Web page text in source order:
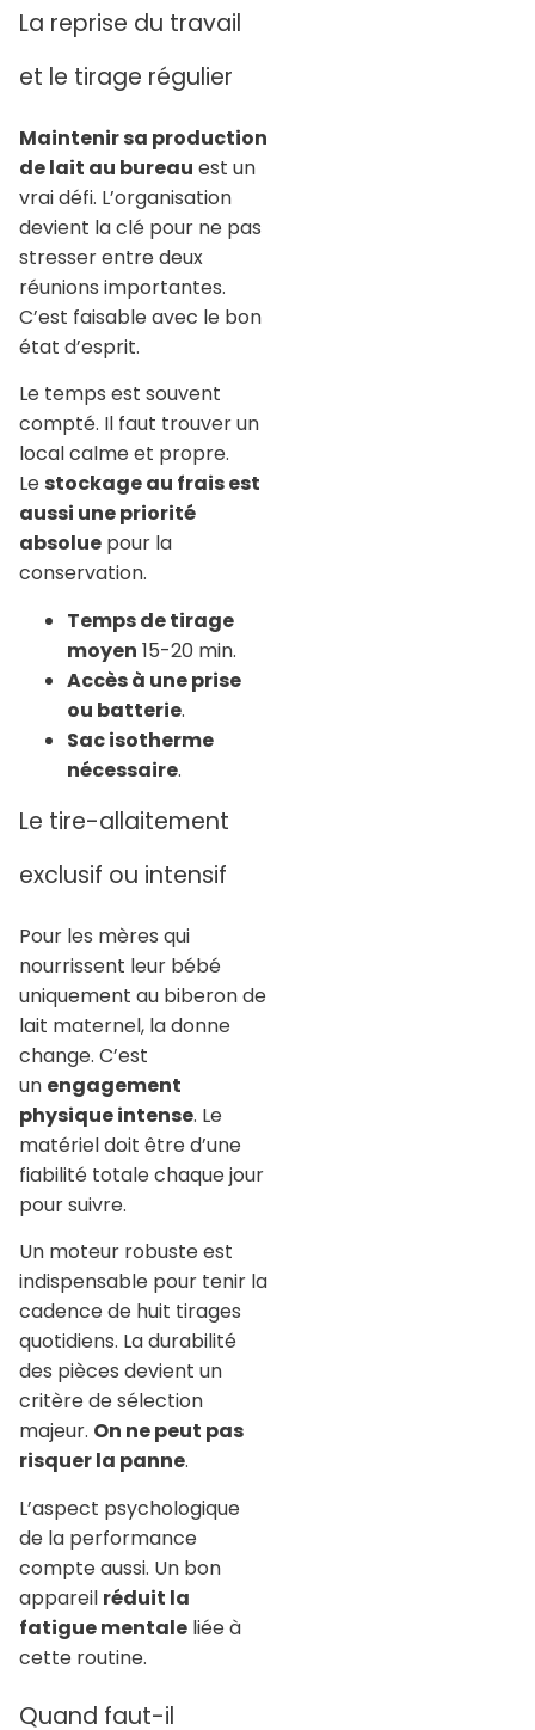
La reprise du travail
et le tirage régulier
Maintenir sa production
de lait au bureau est un
vrai défi. L’organisation
devient la clé pour ne pas
stresser entre deux
réunions importantes.
C’est faisable avec le bon
état d’esprit.
Le temps est souvent
compté. Il faut trouver un
local calme et propre.
Le stockage au frais est
aussi une priorité
absolue pour la
conservation.
Temps de tirage
moyen 15-20 min.
Accès à une prise
ou batterie.
Sac isotherme
nécessaire.
Le tire-allaitement
exclusif ou intensif
Pour les mères qui
nourrissent leur bébé
uniquement au biberon de
lait maternel, la donne
change. C’est
un engagement
physique intense. Le
matériel doit être d’une
fiabilité totale chaque jour
pour suivre.
Un moteur robuste est
indispensable pour tenir la
cadence de huit tirages
quotidiens. La durabilité
des pièces devient un
critère de sélection
majeur. On ne peut pas
risquer la panne.
L’aspect psychologique
de la performance
compte aussi. Un bon
appareil réduit la
fatigue mentale liée à
cette routine.
Quand faut-il